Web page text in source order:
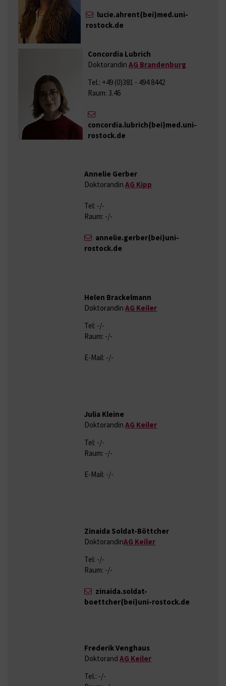
lucie.ahrent{bei}med.uni-
rostock.de
Concordia Lubrich
DoktorandinAG Brandenburg
Tel.: +49 (0)381 - 494 8442
Raum: 3.46
concordia.lubrich{bei}med.uni-
rostock.de
Annelie Gerber
DoktorandinAG Kipp
Tel: -/-
Raum: -/-
annelie.gerber{bei}uni-
rostock.de
Helen Brackelmann
DoktorandinAG Keiler
Tel: -/-
Raum: -/-
E-Mail: -/-
Julia Kleine
DoktorandinAG Keiler
Tel: -/-
Raum: -/-
E-Mail: -/-
Zinaida Soldat-Böttcher
DoktorandinAG Keiler
Tel: -/-
Raum: -/-
zinaida.soldat-
boettcher{bei}uni-rostock.de
Frederik Venghaus
DoktorandAG Keiler
Tel.: -/-